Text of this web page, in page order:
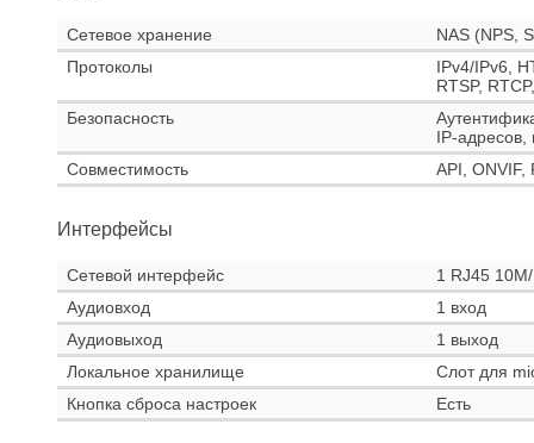
Сетевое хранение
NAS (NPS,
Протоколы
IPv4/IPv6,
RTSP,
Безопасность
IP-
Совместимость
API, ONVIF,
Интерфейсы
Сетевой интерфейс
1 RJ45
Аудиовход
1 вход
Аудиовыход
1 выход
Локальное хранилище
Слот для
Кнопка сброса настроек
Есть